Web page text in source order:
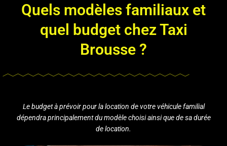
Quels modèles familiaux et
quel budget chez Taxi
Brousse ?
Le budget à prévoir pour la location de votre véhicule familial
dépendra principalement du modèle choisi ainsi que de sa durée
de location.